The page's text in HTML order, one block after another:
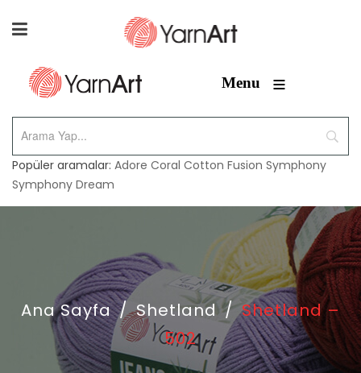
Menu ≡
Popüler aramalar: Adore Coral Cotton Fusion Symphony
Symphony Dream
Ana Sayfa / Shetland / Shetland –
502